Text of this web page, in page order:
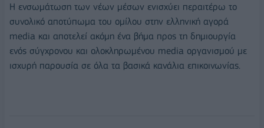
Η ενσωμάτωση των νέων μέσων ενισχύει περαιτέρω το
συνολικό αποτύπωμα του ομίλου στην ελληνική αγορά
media και αποτελεί ακόμη ένα βήμα προς τη δημιουργία
ενός σύγχρονου και ολοκληρωμένου media οργανισμού με
ισχυρή παρουσία σε όλα τα βασικά κανάλια επικοινωνίας.